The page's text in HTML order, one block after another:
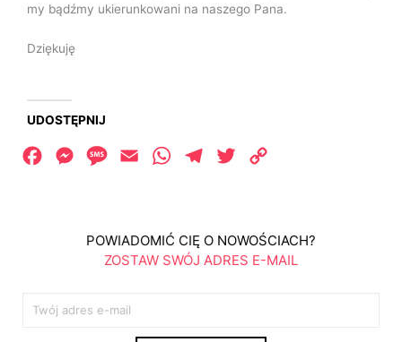
my bądźmy ukierunkowani na naszego Pana.
Dziękuję
UDOSTĘPNIJ
FacebookMessengerMessage
Email WhatsAppTelegram
Twitter
POWIADOMIĆ CIĘ O NOWOŚCIACH?
ZOSTAW SWÓJ ADRES E-MAIL